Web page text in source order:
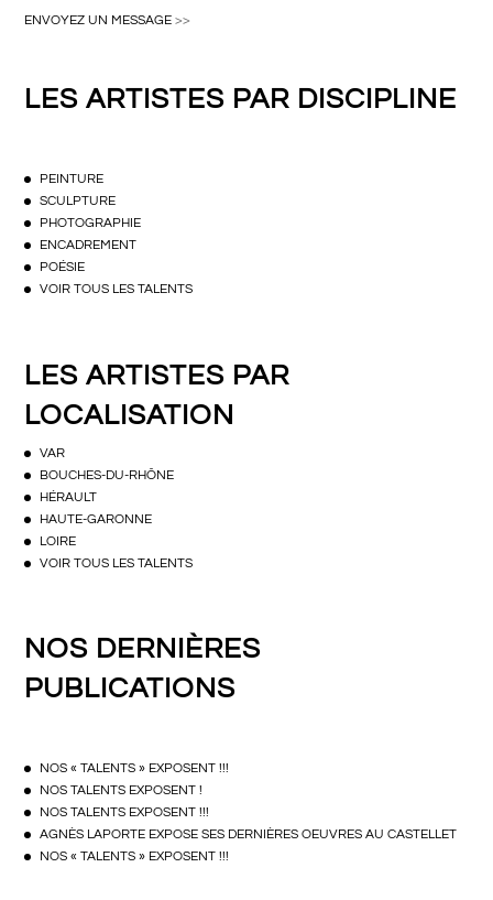
ENVOYEZ UN MESSAGE >>
LES ARTISTES PAR DISCIPLINE
PEINTURE
SCULPTURE
PHOTOGRAPHIE
ENCADREMENT
POÉSIE
VOIR TOUS LES TALENTS
LES ARTISTES PAR
LOCALISATION
VAR
BOUCHES-DU-RHÔNE
HÉRAULT
HAUTE-GARONNE
LOIRE
VOIR TOUS LES TALENTS
NOS DERNIÈRES
PUBLICATIONS
NOS « TALENTS » EXPOSENT !!!
NOS TALENTS EXPOSENT !
NOS TALENTS EXPOSENT !!!
AGNÈS LAPORTE EXPOSE SES DERNIÈRES OEUVRES AU CASTELLET
NOS « TALENTS » EXPOSENT !!!